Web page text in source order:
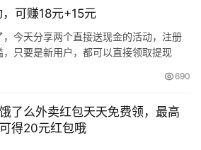
可赚18元+15元
今天分享两个直接送现金的活动，注册
只要是新用户，都可以直接领取提现
690
饿了么外卖红包天天免费领，最高
可得20元红包哦